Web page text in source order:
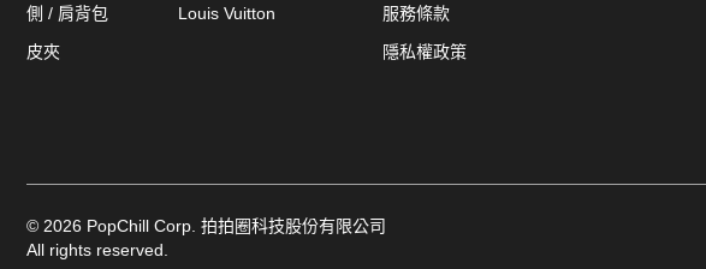
側 / 肩背包
皮夾
Louis Vuitton
服務條款
隱私權政策
© 2026 PopChill Corp. 拍拍圈科技股份有限公司
All rights reserved.